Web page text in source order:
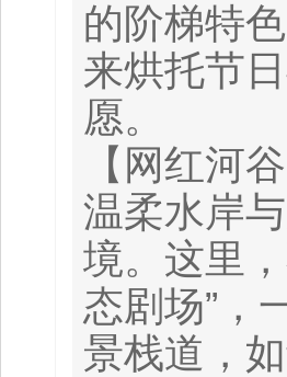
的阶梯特
来烘托节
愿。
【网红河
温柔水岸
境。这里
态剧场”，
景栈道，